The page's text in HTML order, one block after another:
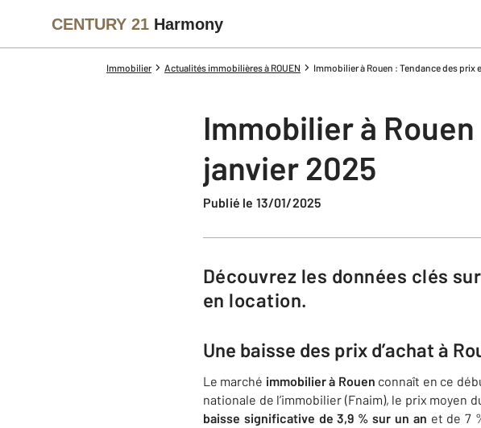
CENTURY 21 Harmony
Immobilier Actualités immobilières à ROUEN Immobilier à Rouen : Tendance des prix
Immobilier à
janvier 2025
Publié le 13/01/2025
Découvrez les données clés sur les prix de l’immobilier à Rouen, en vente et
en location.
Une baisse des prix d’achat à
Le marché immobilierà Rouen connaît en ce
nationale de l’immobilier (Fnaim), le prix moyen
baisse significative de 3,9 % sur un an et de 7